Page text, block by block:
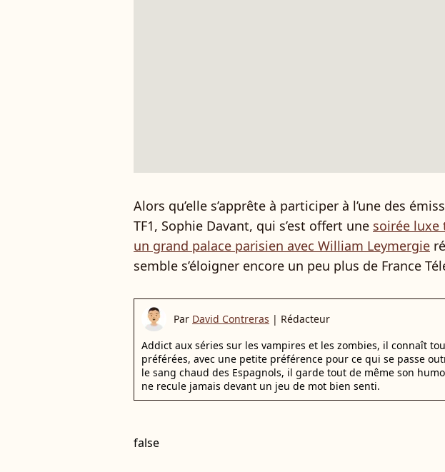
Alors qu’elle s’apprête à participer à l’une des
TF1, Sophie Davant, qui s’est offert une soirée luxe
un grand palace parisien avec William Leymergie
semble s’éloigner encore un peu plus de France
Par David Contreras | Rédacteur
Addict aux séries sur les vampires et les zombies, il connaît
préférées, avec une petite préférence pour ce qui se passe
le sang chaud des Espagnols, il garde tout de même son
ne recule jamais devant un jeu de mot bien senti.
false